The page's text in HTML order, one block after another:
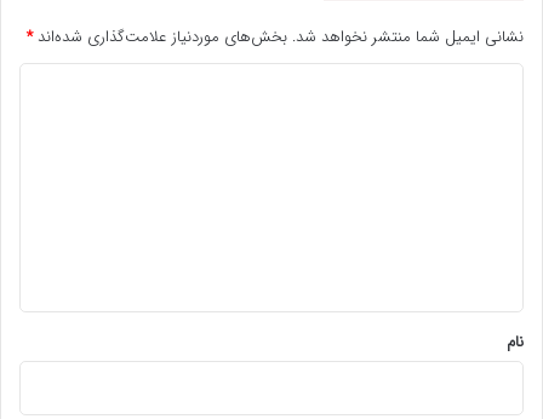
نشانی ایمیل شما منتشر نخواهد شد. بخش‌های موردنیاز علامت‌گذاری شده‌اند*
نام